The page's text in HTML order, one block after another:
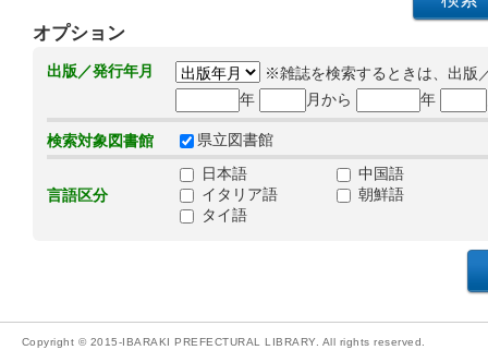
オプション
出版／発行年月
※雑誌を検索するときは、出版
年
月から 年
検索対象図書館 県立図書館
言語区分
日本語
中国語
イタリア語
朝鮮語
タイ語
Copyright © 2015-IBARAKI PREFECTURAL LIBRARY. All rights reserved.